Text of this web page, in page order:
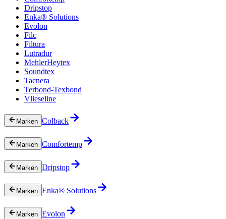
Dripstop
Enka® Solutions
Evolon
Filc
Filtura
Lutradur
MehlerHeytex
Soundtex
Tacnera
Terbond-Texbond
Vlieseline
Marken Colback
Marken Comfortemp
Marken Dripstop
Marken Enka® Solutions
Marken Evolon